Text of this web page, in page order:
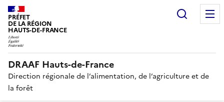
PRÉFET
DE LA RÉGION
HAUTS-DE-FRANCE
DRAAF Hauts-de-France
Direction régionale de l’alimentation, de l’agriculture et de
la forêt